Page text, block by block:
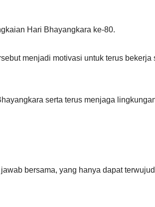
Hari Bhayangkara ke-80.
menjadi motivasi untuk terus bekerja
serta terus menjaga
bersama, yang hanya dapat terwujud